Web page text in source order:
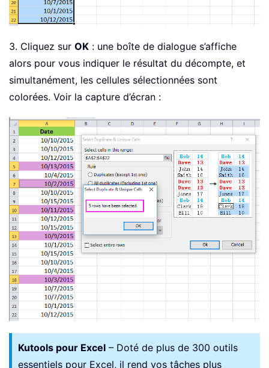
3. Cliquez sur OK : une boîte de dialogue s’affiche
alors pour vous indiquer le résultat du décompte, et
simultanément, les cellules sélectionnées sont
colorées. Voir la capture d’écran :
Kutools pour Excel – Doté de plus de 300 outils
essentiels pour Excel, il rend vos tâches plus